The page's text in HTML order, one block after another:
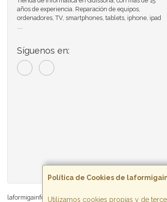
Política de Cookies de
Utilizamos cookies propias y de
años de experiencia. Reparación de equipos,
ordenadores, TV, smartphones, tablets, iphone, ipad
....
Síguenos en:
laformigainformatica.com © 2026